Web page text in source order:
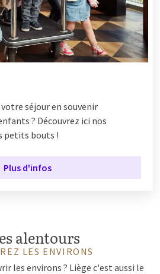
séjour en souvenir
? Découvrez ici nos
petits bouts !
Plus d'infos
alentours
LES ENVIRONS
les environs ? Liège c'est aussi le